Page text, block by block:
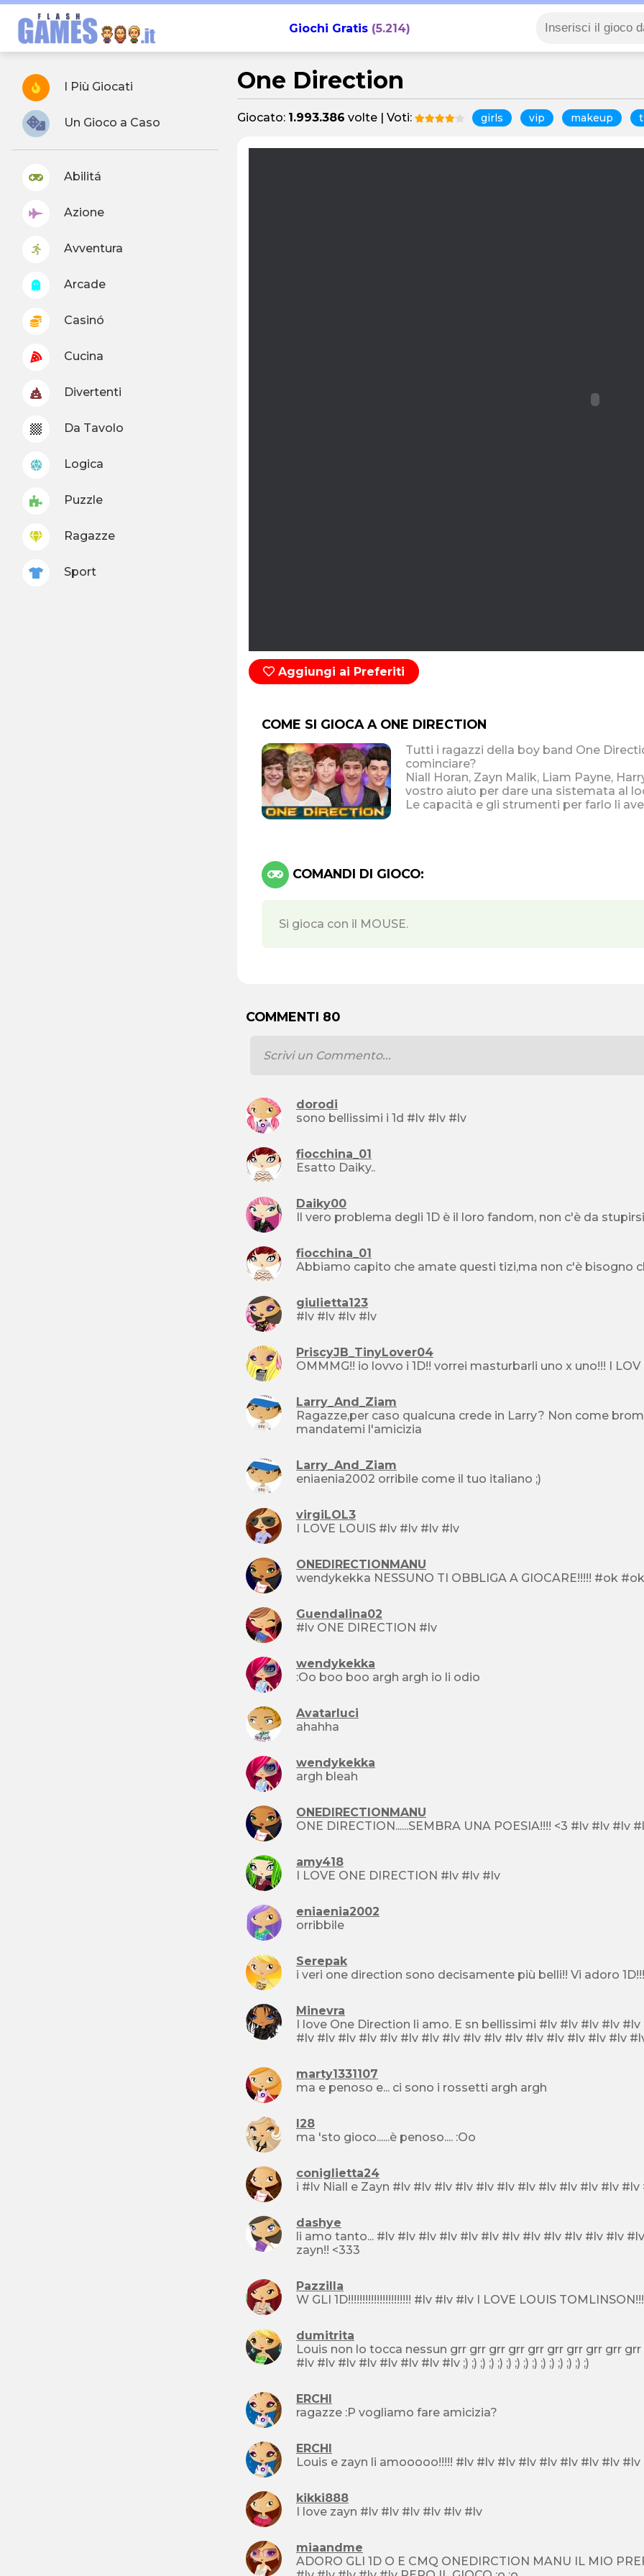
Giochi Gratis(5.214)
I Più Giocati
Un Gioco a Caso
Abilitá
Azione
Avventura
Arcade
Casinó
Cucina
Divertenti
Da Tavolo
Logica
Puzzle
Ragazze
Sport
One Direction
Giocato: 1.993.386 volte | Voti: girls vip makeup
Aggiungi ai Preferiti
COME SI GIOCA A ONE DIRECTION
Tutti i ragazzi della boy band One
cominciare?
Niall Horan, Zayn Malik, Liam Payne,
vostro aiuto per dare una sistemata al
Le capacità e gli strumenti per farlo li
COMANDI DI GIOCO:
Si gioca con il MOUSE.
COMMENTI 80
dorodi
sono bellissimi i 1d #lv #lv #lv
fiocchina_01
Esatto Daiky..
Daiky00
Il vero problema degli 1D è il loro fandom, non c'è da stupirsi
fiocchina_01
Abbiamo capito che amate questi tizi,ma non c'è bisogno
giulietta123
#lv #lv #lv #lv
PriscyJB_TinyLover04
Larry_And_Ziam
Ragazze,per caso qualcuna crede in Larry? Non come
mandatemi l'amicizia
Larry_And_Ziam
eniaenia2002 orribile come il tuo italiano ;)
virgiLOL3
I LOVE LOUIS #lv #lv #lv #lv
ONEDIRECTIONMANU
wendykekka NESSUNO TI OBBLIGA A GIOCARE!!!!! #ok #ok
Guendalina02
#lv ONE DIRECTION #lv
wendykekka
:Oo boo boo argh argh io li odio
Avatarluci
ahahha
wendykekka
argh bleah
ONEDIRECTIONMANU
amy418
I LOVE ONE DIRECTION #lv #lv #lv
eniaenia2002
orribbile
Serepak
Minevra
I love One Direction li amo. E sn bellissimi #lv #lv #lv #lv #lv #lv #lv #lv #lv #lv #lv #lv #lv #lv #lv #lv #lv #lv #lv #lv
marty1331107
ma e penoso e... ci sono i rossetti argh argh
l28
ma 'sto gioco......è penoso.... :Oo
coniglietta24
dashye
li amo tanto... #lv #lv #lv #lv #lv #lv #lv #lv #lv #lv #lv #lv #lv #lv #lv #lv #lv #lv #lv #lv #lv #lv #lv #lv soprattutto
zayn!! <333
Pazzilla
dumitrita
Louis non lo tocca nessun grr grr grr grr grr grr grr grr grr grr grr grr grr grr grr grr #lv #lv #lv #lv #lv #lv #lv #lv #lv
#lv #lv #lv #lv #lv #lv #lv #lv ;) ;) ;) ;) ;) ;) ;) ;) ;) ;) ;) ;) ;) ;) ;)
ERCHI
ragazze :P vogliamo fare amicizia?
ERCHI
kikki888
I love zayn #lv #lv #lv #lv #lv #lv
miaandme
ADORO GLI 1D O E CMQ ONEDIRCTION MANU IL MIO PREFERITO è HARRY #lv